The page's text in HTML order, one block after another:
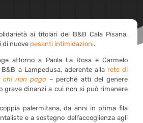
ai titolari del B&B Cala Pisana,
di nuove pesanti intimidazioni.
attorno a Paola La Rosa e Carmelo
a Lampedusa, aderente alla rete di
chi non paga – perché atti del genere
grave dinanzi a cui non si può rimanere
palermitana, da anni in prima fila
e a sostegno dell’accoglienza agli